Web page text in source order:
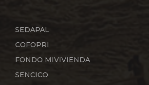
SEDAPAL
COFOPRI
FONDO MIVIVIENDA
SENCICO